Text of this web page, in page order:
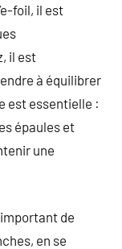
foil, il est
il est
à équilibrer
est essentielle :
épaules et
une
important de
en se